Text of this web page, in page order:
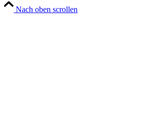
Nach oben scrollen